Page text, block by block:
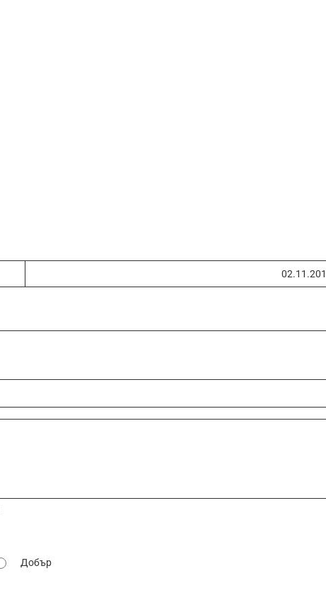
Добър